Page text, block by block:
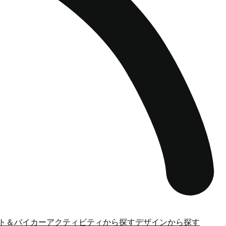
＆バイカーアクティビティから探すデザインから探す